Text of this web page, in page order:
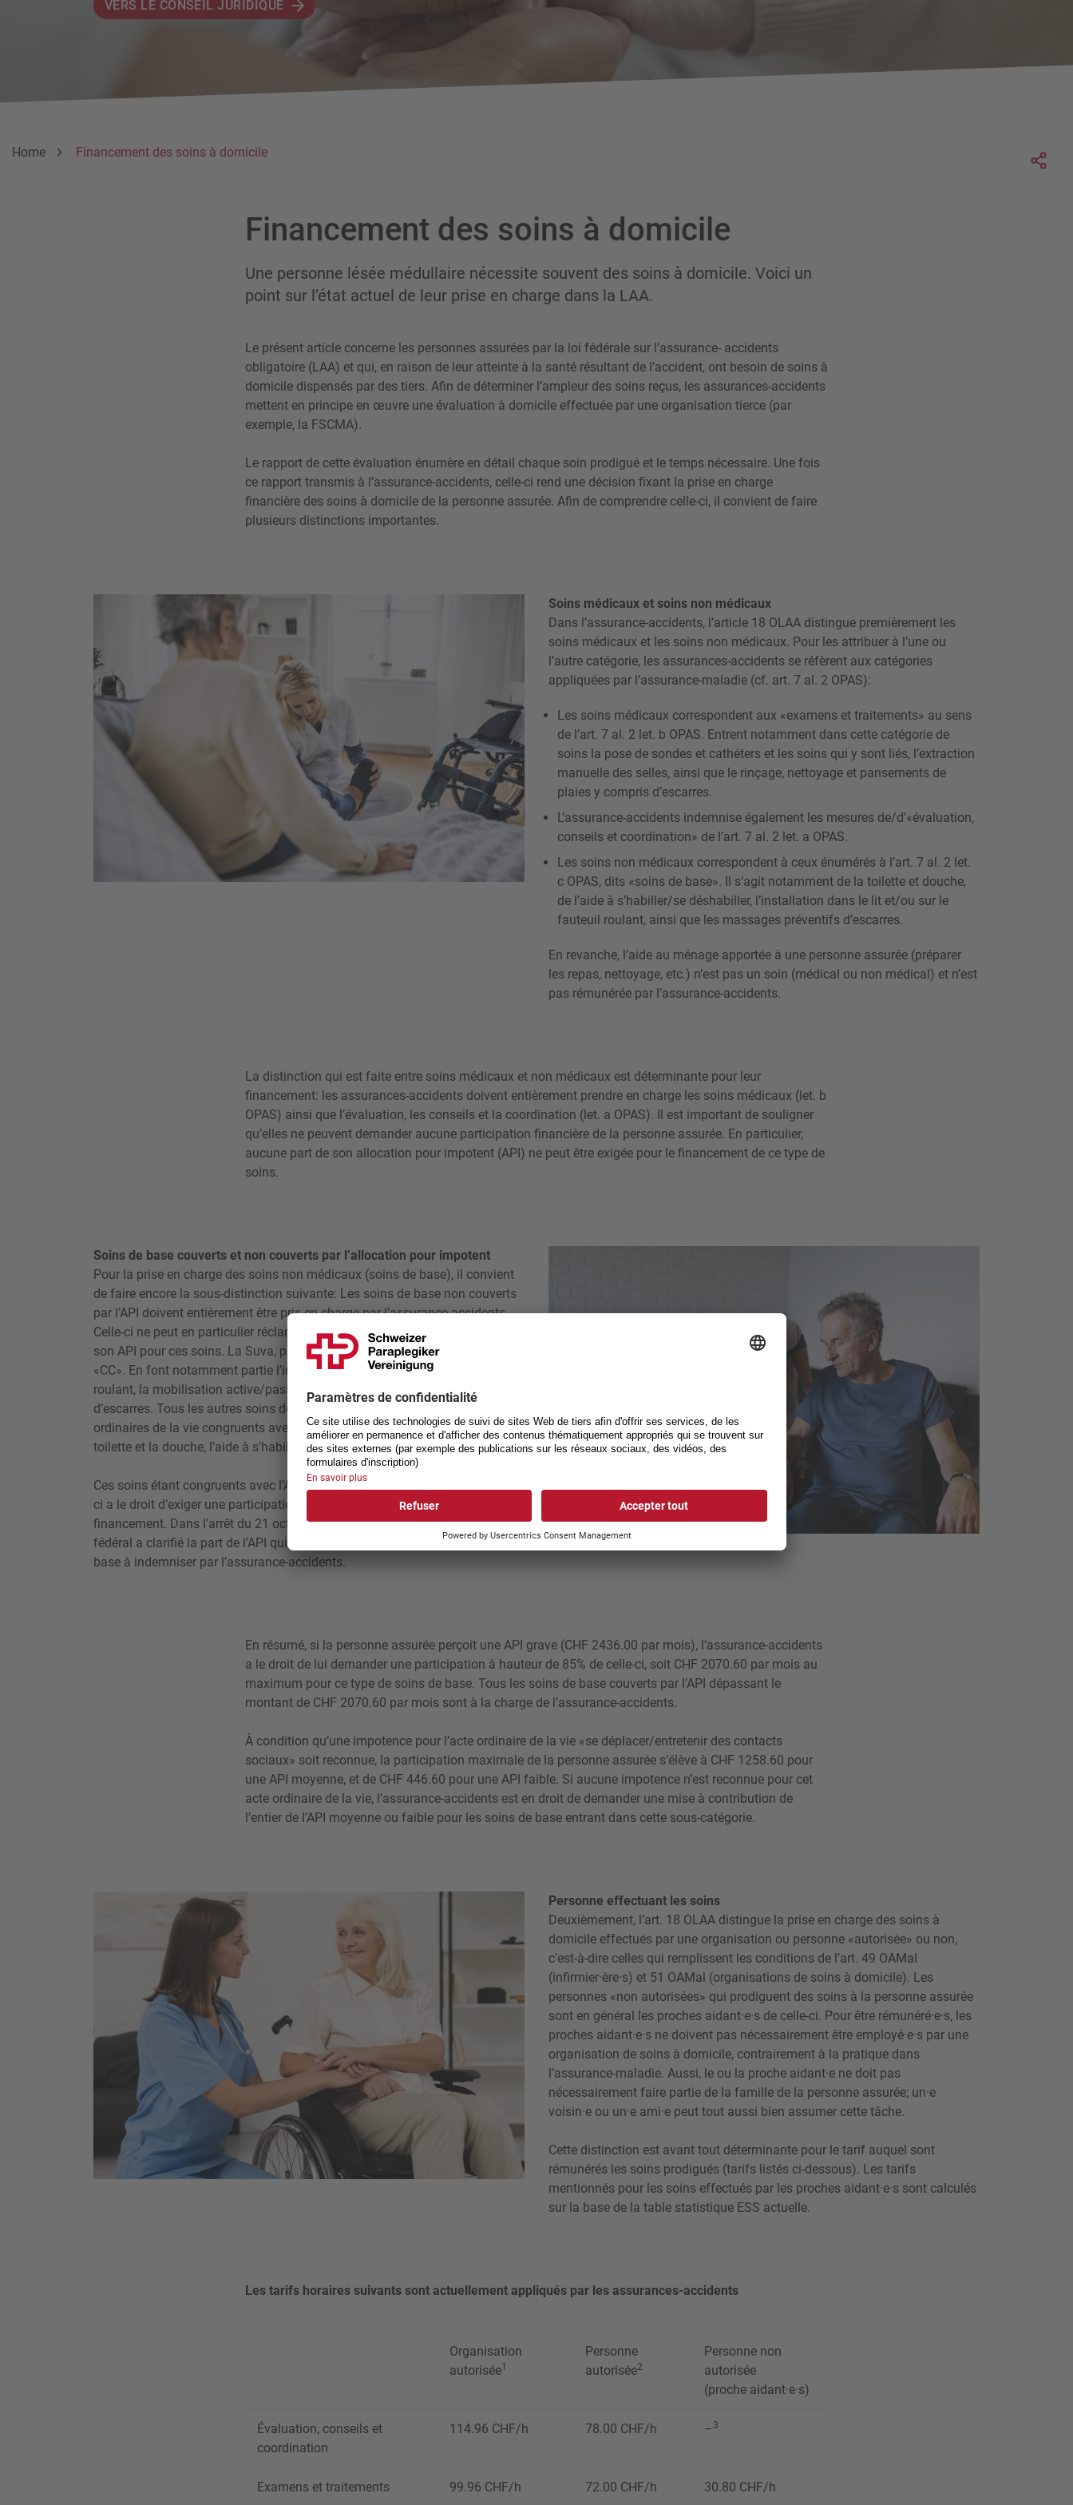
VERS LE CONSEIL JURIDIQUE
Breadcrumb
Vous êtes ici:
Home Financement des soins à domicile
Financement des soins à domicile
Une personne lésée médullaire nécessite souvent des soins à domicile. Voici un
point sur l’état actuel de leur prise en charge dans la LAA.
Le présent article concerne les personnes assurées par la loi fédérale sur l’assurance- accidents
obligatoire (LAA) et qui, en raison de leur atteinte à la santé résultant de l’accident, ont besoin de soins à
domicile dispensés par des tiers. Afin de déterminer l’ampleur des soins reçus, les assurances-accidents
mettent en principe en œuvre une évaluation à domicile effectuée par une organisation tierce (par
exemple, la FSCMA).
Le rapport de cette évaluation énumère en détail chaque soin prodigué et le temps nécessaire. Une fois
ce rapport transmis à l’assurance-accidents, celle-ci rend une décision fixant la prise en charge
financière des soins à domicile de la personne assurée. Afin de comprendre celle-ci, il convient de faire
plusieurs distinctions importantes.
Soins médicaux et soins non médicaux
Dans l’assurance-accidents, l’article 18 OLAA distingue premièrement les
soins médicaux et les soins non médicaux. Pour les attribuer à l’une ou
l’autre catégorie, les assurances-accidents se réfèrent aux catégories
appliquées par l’assurance-maladie (cf. art. 7 al. 2 OPAS):
Les soins médicaux correspondent aux «examens et traitements» au sens
de l’art. 7 al. 2 let. b OPAS. Entrent notamment dans cette catégorie de
soins la pose de sondes et cathéters et les soins qui y sont liés, l’extraction
manuelle des selles, ainsi que le rinçage, nettoyage et pansements de
plaies y compris d’escarres.
L’assurance-accidents indemnise également les mesures de/d’«évaluation,
conseils et coordination» de l’art. 7 al. 2 let. a OPAS.
Les soins non médicaux correspondent à ceux énumérés à l’art. 7 al. 2 let.
c OPAS, dits «soins de base». Il s’agit notamment de la toilette et douche,
de l’aide à s’habiller/se déshabiller, l’installation dans le lit et/ou sur le
fauteuil roulant, ainsi que les massages préventifs d’escarres.
En revanche, l’aide au ménage apportée à une personne assurée (préparer
les repas, nettoyage, etc.) n’est pas un soin (médical ou non médical) et n’est
pas rémunérée par l’assurance-accidents.
La distinction qui est faite entre soins médicaux et non médicaux est déterminante pour leur
financement: les assurances-accidents doivent entièrement prendre en charge les soins médicaux (let. b
OPAS) ainsi que l’évaluation, les conseils et la coordination (let. a OPAS). Il est important de souligner
qu’elles ne peuvent demander aucune participation financière de la personne assurée. En particulier,
aucune part de son allocation pour impotent (API) ne peut être exigée pour le financement de ce type de
soins.
Soins de base couverts et non couverts par l’allocation pour impotent
Pour la prise en charge des soins non médicaux (soins de base), il convient
de faire encore la sous-distinction suivante: Les soins de base non couverts
par l’API doivent entièrement être pris en charge par l’assurance-accidents.
Celle-ci ne peut en particulier réclamer à la personne assurée aucune part de
son API pour ces soins. La Suva, par exemple, les désigne par les soins
«CC». En font notamment partie l’installation dans le lit et/ou sur le fauteuil
roulant, la mobilisation active/passive, et les massages préventifs
d’escarres. Tous les autres soins de base sont couverts avec les actes
ordinaires de la vie congruents avec l’API. En font notamment partie la
toilette et la douche, l’aide à s’habiller/se déshabiller.
Ces soins étant congruents avec l’API versée par l’assurance-accidents, celle-
ci a le droit d’exiger une participation de la personne assurée pour leur
financement. Dans l’arrêt du 21 octobre 2021 (ATF 148 V 28), le Tribunal
fédéral a clarifié la part de l’API qui pouvait être imputée sur les soins de
base à indemniser par l’assurance-accidents.
En résumé, si la personne assurée perçoit une API grave (CHF 2436.00 par mois), l’assurance-accidents
a le droit de lui demander une participation à hauteur de 85% de celle-ci, soit CHF 2070.60 par mois au
maximum pour ce type de soins de base. Tous les soins de base couverts par l’API dépassant le
montant de CHF 2070.60 par mois sont à la charge de l’assurance-accidents.
À condition qu’une impotence pour l’acte ordinaire de la vie «se déplacer/entretenir des contacts
sociaux» soit reconnue, la participation maximale de la personne assurée s’élève à CHF 1258.60 pour
une API moyenne, et de CHF 446.60 pour une API faible. Si aucune impotence n’est reconnue pour cet
acte ordinaire de la vie, l’assurance-accidents est en droit de demander une mise à contribution de
l’entier de l’API moyenne ou faible pour les soins de base entrant dans cette sous-catégorie.
Personne effectuant les soins
Deuxièmement, l’art. 18 OLAA distingue la prise en charge des soins à
domicile effectués par une organisation ou personne «autorisée» ou non,
c’est-à-dire celles qui remplissent les conditions de l’art. 49 OAMal
(infirmier·ère·s) et 51 OAMal (organisations de soins à domicile). Les
personnes «non autorisées» qui prodiguent des soins à la personne assurée
sont en général les proches aidant·e·s de celle-ci. Pour être rémunéré·e·s, les
proches aidant·e·s ne doivent pas nécessairement être employé·e·s par une
organisation de soins à domicile, contrairement à la pratique dans
l’assurance-maladie. Aussi, le ou la proche aidant·e ne doit pas
nécessairement faire partie de la famille de la personne assurée; un·e
voisin·e ou un·e ami·e peut tout aussi bien assumer cette tâche.
Cette distinction est avant tout déterminante pour le tarif auquel sont
rémunérés les soins prodigués (tarifs listés ci-dessous). Les tarifs
mentionnés pour les soins effectués par les proches aidant·e·s sont calculés
sur la base de la table statistique ESS actuelle.
Les tarifs horaires suivants sont actuellement appliqués par les assurances-accidents
Organisation
autorisée1
Personne
autorisée2
Personne non
autorisée
(proche aidant·e·s)
Évaluation, conseils et
coordination
114.96 CHF/h 78.00 CHF/h – 3
Examens et traitements 99.96 CHF/h 72.00 CHF/h 30.80 CHF/h